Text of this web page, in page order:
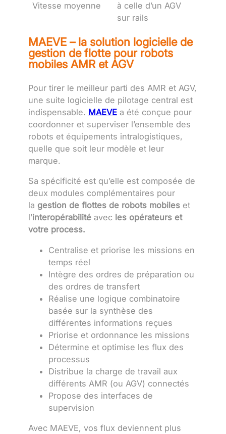
Vitesse moyenne
à celle d’un AGV
sur rails
MAEVE – la solution logicielle de
gestion de flotte pour robots
mobiles AMR et AGV
Pour tirer le meilleur parti des AMR et AGV,
une suite logicielle de pilotage central est
indispensable. MAEVE a été conçue pour
coordonner et superviser l’ensemble des
robots et équipements intralogistiques,
quelle que soit leur modèle et leur
marque.
Sa spécificité est qu’elle est composée de
deux modules complémentaires pour
la gestion de flottes de robots mobiles et
l’interopérabilité avec les opérateurs et
votre process.
Centralise et priorise les missions en
temps réel
Intègre des ordres de préparation ou
des ordres de transfert
Réalise une logique combinatoire
basée sur la synthèse des
différentes informations reçues
Priorise et ordonnance les missions
Détermine et optimise les flux des
processus
Distribue la charge de travail aux
différents AMR (ou AGV) connectés
Propose des interfaces de
supervision
Avec MAEVE, vos flux deviennent plus